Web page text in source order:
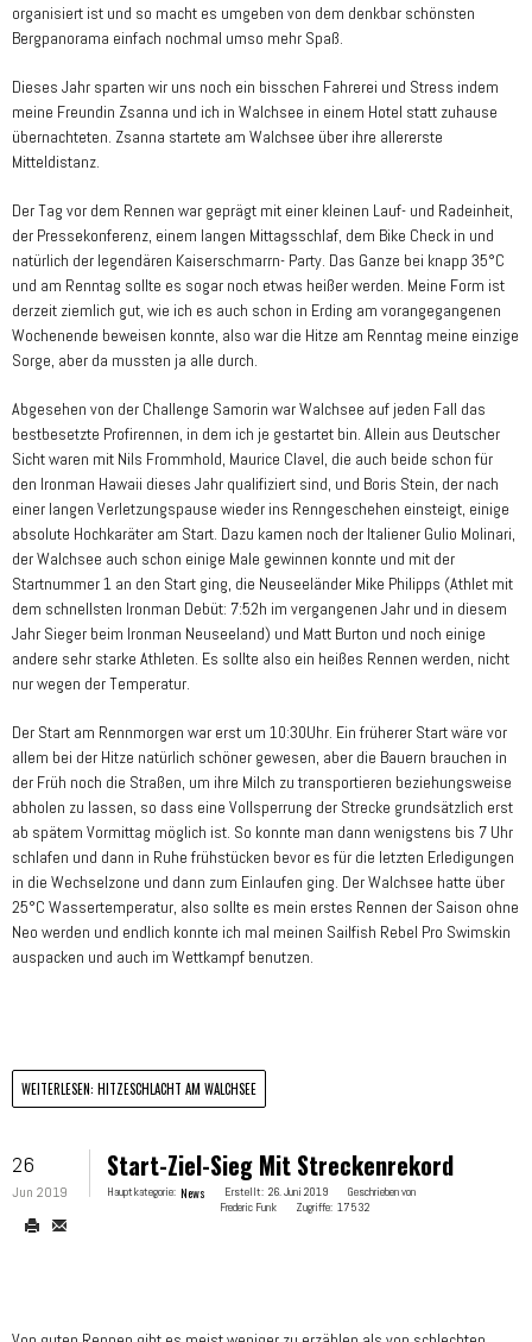
organisiert ist und so macht es umgeben von dem denkbar schönsten
Bergpanorama einfach nochmal umso mehr Spaß.
Dieses Jahr sparten wir uns noch ein bisschen Fahrerei und Stress indem
meine Freundin Zsanna und ich in Walchsee in einem Hotel statt zuhause
übernachteten. Zsanna startete am Walchsee über ihre allererste
Mitteldistanz.
Der Tag vor dem Rennen war geprägt mit einer kleinen Lauf- und Radeinheit,
der Pressekonferenz, einem langen Mittagsschlaf, dem Bike Check in und
natürlich der legendären Kaiserschmarrn- Party. Das Ganze bei knapp 35°C
und am Renntag sollte es sogar noch etwas heißer werden. Meine Form ist
derzeit ziemlich gut, wie ich es auch schon in Erding am vorangegangenen
Wochenende beweisen konnte, also war die Hitze am Renntag meine einzige
Sorge, aber da mussten ja alle durch.
Abgesehen von der Challenge Samorin war Walchsee auf jeden Fall das
bestbesetzte Profirennen, in dem ich je gestartet bin. Allein aus Deutscher
Sicht waren mit Nils Frommhold, Maurice Clavel, die auch beide schon für
den Ironman Hawaii dieses Jahr qualifiziert sind, und Boris Stein, der nach
einer langen Verletzungspause wieder ins Renngeschehen einsteigt, einige
absolute Hochkaräter am Start. Dazu kamen noch der Italiener Gulio Molinari,
der Walchsee auch schon einige Male gewinnen konnte und mit der
Startnummer 1 an den Start ging, die Neuseeländer Mike Philipps (Athlet mit
dem schnellsten Ironman Debüt: 7:52h im vergangenen Jahr und in diesem
Jahr Sieger beim Ironman Neuseeland) und Matt Burton und noch einige
andere sehr starke Athleten. Es sollte also ein heißes Rennen werden, nicht
nur wegen der Temperatur.
Der Start am Rennmorgen war erst um 10:30Uhr. Ein früherer Start wäre vor
allem bei der Hitze natürlich schöner gewesen, aber die Bauern brauchen in
der Früh noch die Straßen, um ihre Milch zu transportieren beziehungsweise
abholen zu lassen, so dass eine Vollsperrung der Strecke grundsätzlich erst
ab spätem Vormittag möglich ist. So konnte man dann wenigstens bis 7 Uhr
schlafen und dann in Ruhe frühstücken bevor es für die letzten Erledigungen
in die Wechselzone und dann zum Einlaufen ging. Der Walchsee hatte über
25°C Wassertemperatur, also sollte es mein erstes Rennen der Saison ohne
Neo werden und endlich konnte ich mal meinen Sailfish Rebel Pro Swimskin
auspacken und auch im Wettkampf benutzen.
WEITERLESEN: HITZESCHLACHT AM WALCHSEE
26
Jun 2019
Start-Ziel-Sieg Mit Streckenrekord
Hauptkategorie: News Erstellt: 26. Juni 2019
Geschrieben von
Frederic Funk
Zugriffe: 17532